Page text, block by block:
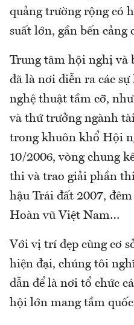
quảng trường rộng có
suất lớn, gần bến cảng
Trung tâm hội nghị và
đã là nơi diễn ra các
nghệ thuật tầm cỡ,
và thứ trưởng ngành
trong khuôn khổ Hội
10/2006, vòng chung
thi và trao giải phần
hậu Trái đất 2007,
Hoàn vũ Việt Nam…
Với vị trí đẹp cùng cơ
hiện đại, chúng tôi
dẫn để là nơi tổ chức
hội lớn mang tầm quốc